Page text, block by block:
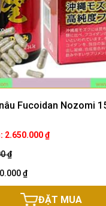
Fucoidan Nozomi
2.650.000 ₫
₫
₫
ĐẶT MUA